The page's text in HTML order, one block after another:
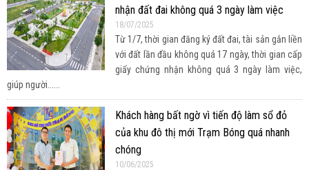
nhận đất đai không quá 3 ngày làm việc
18/07/2025
Từ 1/7, thời gian đăng ký đất đai, tài sản gắn liền
với đất lần đầu không quá 17 ngày, thời gian cấp
giấy chứng nhận không quá 3 ngày làm việc,
giúp người......
Khách hàng bất ngờ vì tiến độ làm sổ đỏ
của khu đô thị mới Trạm Bóng quá nhanh
chóng
10/06/2025